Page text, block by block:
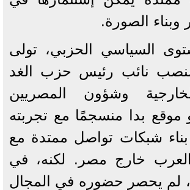
وبناء الصورة.
السياسي الحزبي، تولى
2014 منصب نائب رئيس حزب الغد
وشؤون المصريين
موقع بدا منسجمًا مع تجربته
شبكات تواصل ممتدة مع
خارج مصر. لكنه، في
لم يحصر حضوره في المجال